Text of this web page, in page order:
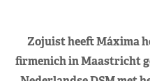
Zojuist heeft Máxima
firmenich in Maastricht